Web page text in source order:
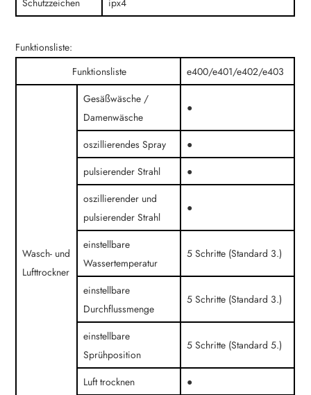
Schutzzeichen
ipx4
Funktionsliste:
Funktionsliste
e400/e401/e402/e403
Wasch- und
Lufttrockner
Gesäßwäsche /
Damenwäsche
●
oszillierendes Spray
●
pulsierender Strahl
●
oszillierender und
pulsierender Strahl
●
einstellbare
Wassertemperatur
5 Schritte (Standard 3.)
einstellbare
Durchflussmenge
5 Schritte (Standard 3.)
einstellbare
Sprühposition
5 Schritte (Standard 5.)
Luft trocknen
●